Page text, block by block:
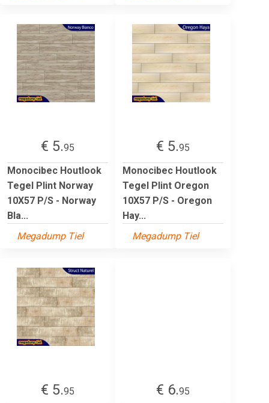
€ 5.95
Monocibec Houtlook
Tegel Plint Norway
10X57 P/S - Norway
Bla...
Megadump Tiel
€ 5.95
Monocibec Houtlook
Tegel Plint Oregon
10X57 P/S - Oregon
Hay...
Megadump Tiel
€ 5.95
€ 6.95